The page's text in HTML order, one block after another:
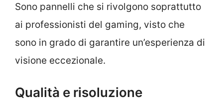
Sono pannelli che si rivolgono soprattutto
ai professionisti del gaming, visto che
sono in grado di garantire un’esperienza di
visione eccezionale.
Qualità e risoluzione